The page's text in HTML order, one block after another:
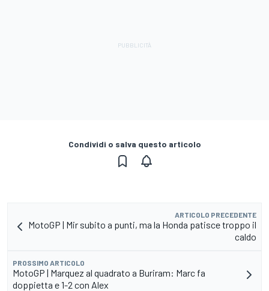
Condividi o salva questo articolo
ARTICOLO PRECEDENTE
MotoGP | Mir subito a punti, ma la Honda patisce troppo il
caldo
PROSSIMO ARTICOLO
MotoGP | Marquez al quadrato a Buriram: Marc fa
doppietta e 1-2 con Alex